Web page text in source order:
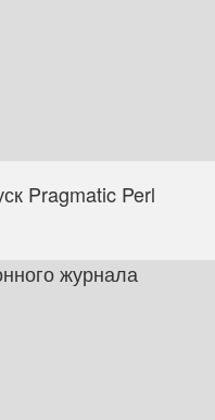
Pragmatic Perl